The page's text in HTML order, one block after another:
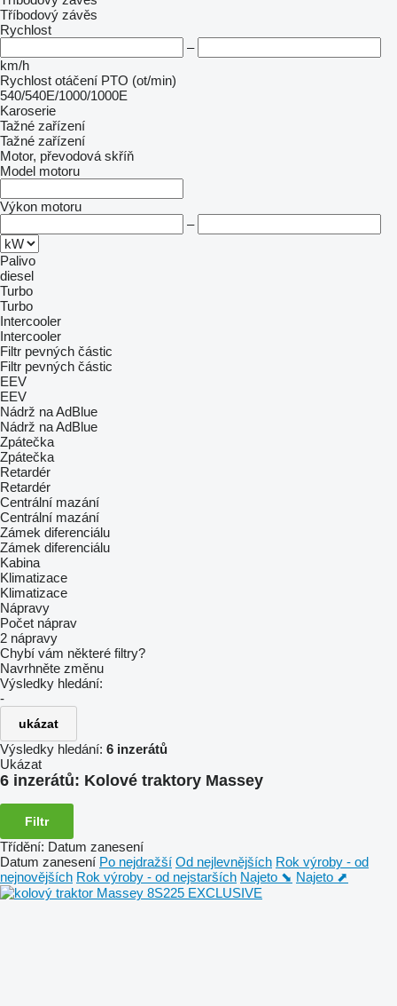
Tříbodový závěs
Rychlost
–
km/h
Rychlost otáčení PTO (ot/min)
540/540E/1000/1000E
Karoserie
Tažné zařízení
Tažné zařízení
Motor, převodová skříň
Model motoru
Výkon motoru
–
Palivo
diesel
Turbo
Turbo
Intercooler
Intercooler
Filtr pevných částic
Filtr pevných částic
EEV
EEV
Nádrž na AdBlue
Nádrž na AdBlue
Zpátečka
Zpátečka
Retardér
Retardér
Centrální mazání
Centrální mazání
Zámek diferenciálu
Zámek diferenciálu
Kabina
Klimatizace
Klimatizace
Nápravy
Počet náprav
2 nápravy
Chybí vám některé filtry?
Navrhněte změnu
Výsledky hledání:
-
ukázat
Výsledky hledání: 6 inzerátů
Ukázat
6 inzerátů: Kolové traktory Massey
Filtr
Třídění: Datum zanesení
Datum zanesení Po nejdražší Od nejlevnějších Rok výroby - od
nejnovějších Rok výroby - od nejstarších Najeto ⬊ Najeto ⬈